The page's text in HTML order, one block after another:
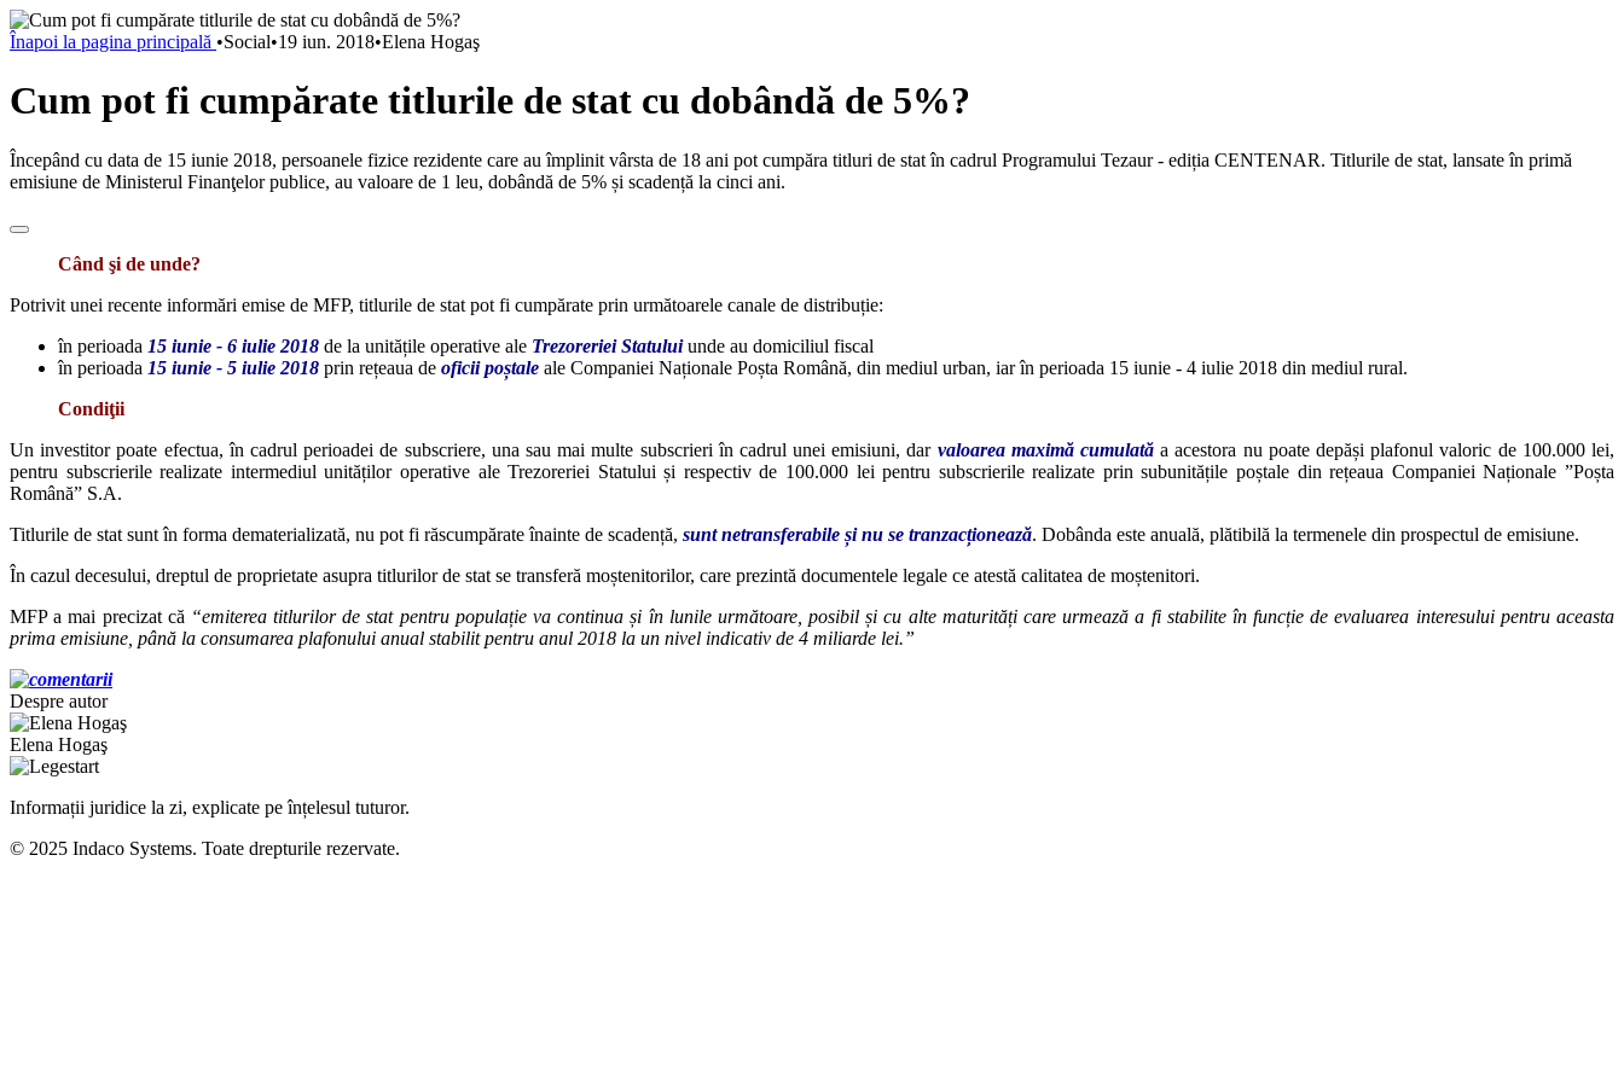
Înapoi la pagina principală •Social•19 iun. 2018•Elena Hogaş
Cum pot fi cumpărate titlurile de stat cu dobândă de 5%?
Începând cu data de 15 iunie 2018, persoanele fizice rezidente care au împlinit vârsta de 18 ani pot cumpăra titluri de stat în cadrul Programului Tezaur - ediția CENTENAR. Titlurile de stat, lansate în primă
emisiune de Ministerul Finanţelor publice, au valoare de 1 leu, dobândă de 5% și scadență la cinci ani.
Când şi de unde?
Potrivit unei recente informări emise de MFP, titlurile de stat pot fi cumpărate prin următoarele canale de distribuție:
în perioada 15 iunie - 6 iulie 2018 de la unitățile operative ale Trezoreriei Statuluiunde au domiciliul fiscal
în perioada 15 iunie - 5 iulie 2018 prin rețeaua de oficii poștale ale Companiei Naționale Poșta Română, din mediul urban, iar în perioada 15 iunie - 4 iulie 2018 din mediul rural.
Condiţii
Un investitor poate efectua, în cadrul perioadei de subscriere, una sau mai multe subscrieri în cadrul unei emisiuni, dar valoarea maximă cumulată a acestora nu poate depăși plafonul valoric de 100.000 lei,
pentru subscrierile realizate intermediul unităților operative ale Trezoreriei Statului și respectiv de 100.000 lei pentru subscrierile realizate prin subunitățile poștale din rețeaua Companiei Naționale ”Poșta
Română” S.A.
Titlurile de stat sunt în forma dematerializată, nu pot fi răscumpărate înainte de scadență, sunt netransferabile și nu se tranzacționează. Dobânda este anuală, plătibilă la termenele din prospectul de emisiune.
În cazul decesului, dreptul de proprietate asupra titlurilor de stat se transferă moștenitorilor, care prezintă documentele legale ce atestă calitatea de moștenitori.
MFP a mai precizat că “emiterea titlurilor de stat pentru populație va continua și în lunile următoare, posibil și cu alte maturități care urmează a fi stabilite în funcție de evaluarea interesului pentru aceasta
prima emisiune, până la consumarea plafonului anual stabilit pentru anul 2018 la un nivel indicativ de 4 miliarde lei.”
Despre autor
Elena Hogaş
Informații juridice la zi, explicate pe înțelesul tuturor.
© 2025 Indaco Systems. Toate drepturile rezervate.